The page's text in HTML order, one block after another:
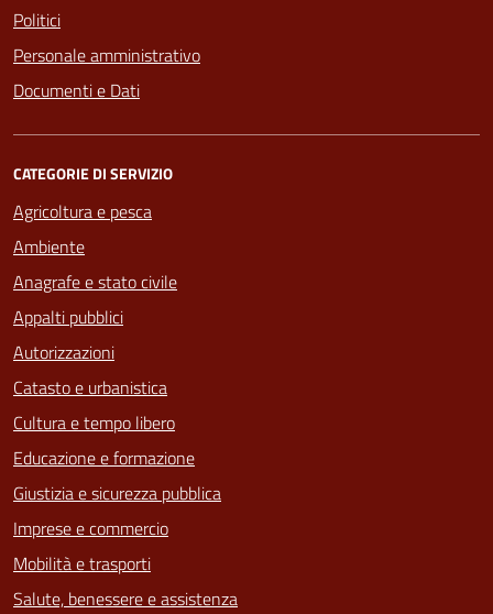
Politici
Personale amministrativo
Documenti e Dati
CATEGORIE DI SERVIZIO
Agricoltura e pesca
Ambiente
Anagrafe e stato civile
Appalti pubblici
Autorizzazioni
Catasto e urbanistica
Cultura e tempo libero
Educazione e formazione
Giustizia e sicurezza pubblica
Imprese e commercio
Mobilità e trasporti
Salute, benessere e assistenza